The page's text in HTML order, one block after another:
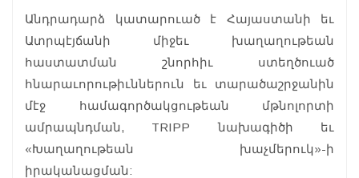
Անդրադարձ կատարուած է Հայաստանի եւ
Ատրպէյճանի միջեւ խաղաղութեան
հաստատման շնորհիւ ստեղծուած
հնարաւորութիւններուն եւ տարածաշրջանին
մէջ համագործակցութեան մթնոլորտի
ամրապնդման, TRIPP նախագիծի եւ
«Խաղաղութեան խաչմերուկ»-ի
իրականացման: